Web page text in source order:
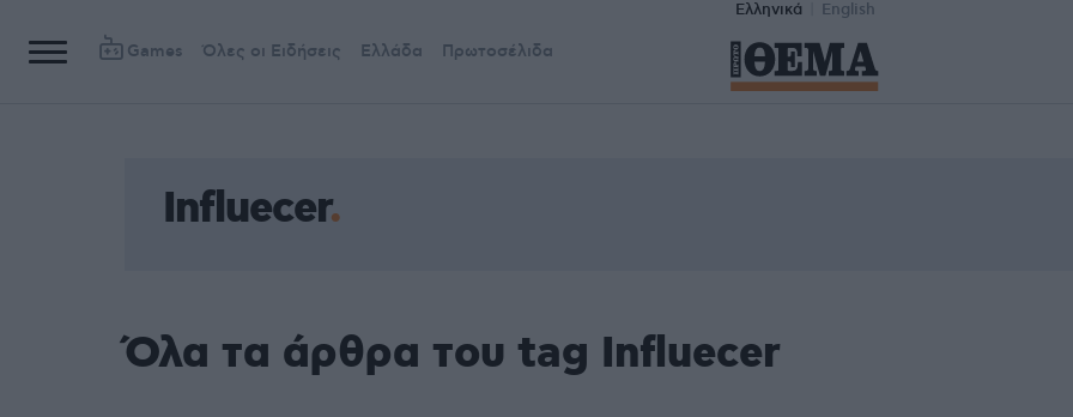
Ελληνικά English
Games Όλες οι Ειδήσεις Ελλάδα Πρωτοσέλιδα
Influecer
Όλα τα άρθρα του tag Influecer